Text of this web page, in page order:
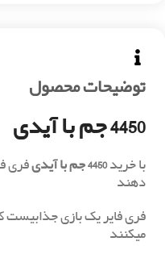
توضیحات محصول
4450 جم با آیدی
با خرید4450 جم با آیدی
فری
دهند
فری فایر یک بازی جذابیست
میکنند